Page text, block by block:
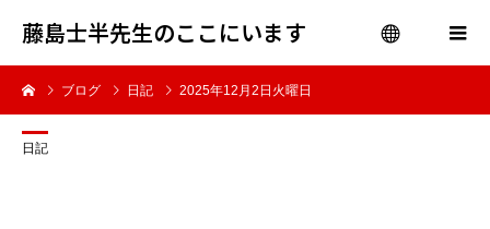
藤島士半先生のここにいます
ブログ 日記 2025年12月2日火曜日
日記